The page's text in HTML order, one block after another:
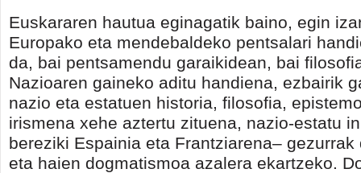
Euskararen hautua eginagatik baino, egin
Europako eta mendebaldeko pentsalari
da, bai pentsamendu garaikidean, bai
Nazioaren gaineko aditu handiena, ezbairik
nazio eta estatuen historia, filosofia,
irismena xehe aztertu zituena, nazio-estatu
bereziki Espainia eta Frantziarena– gezurrak
eta haien dogmatismoa azalera ekartzeko.